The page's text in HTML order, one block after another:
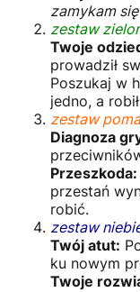
zamykam
zestaw
Twoje
prowadził
Poszukaj w
jedno, a
zestaw
Diagnoza
Przeszkoda:
przestań
robić.
zestaw
Twój atut:
ku nowym
Twoje